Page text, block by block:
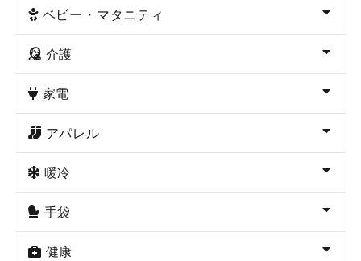
ベビー・マタニティ
介護
家電
アパレル
暖冷
手袋
健康